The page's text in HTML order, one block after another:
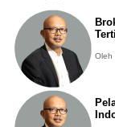
Oleh